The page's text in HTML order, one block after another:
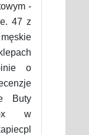
-
47 z
o
Buty
w